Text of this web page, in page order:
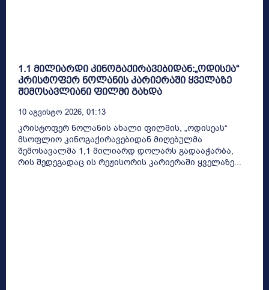
1.1 მილიარდი კინოგაქირავებიდან:„ოდისეა“
კრისტოფერ ნოლანის კარიერაში ყველაზე
შემოსავლიანი ფილმი გახდა
10 Აგვისტო 2026, 01:13
კრისტოფერ ნოლანის ახალი ფილმის, „ოდისეას“
მსოფლიო კინოგაქირავებიდან მიღებულმა
შემოსავალმა 1,1 მილიარდ დოლარს გადააჭარბა,
რის შედეგადაც ის რეჟისორის კარიერაში ყველაზე...